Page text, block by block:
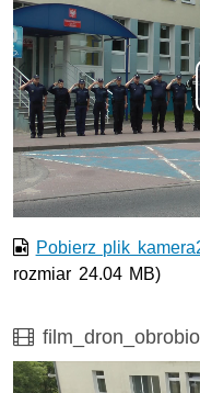
Pobierz plik
rozmiar 24.04 MB)
Film